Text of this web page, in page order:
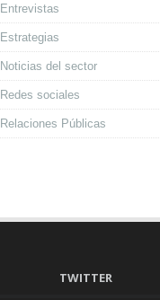
Entrevistas
Estrategias
Noticias del sector
Redes sociales
Relaciones Públicas
TWITTER